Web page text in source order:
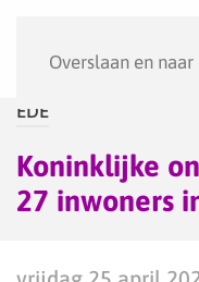
Overslaan en
EDE
Koninklijke
27 inwoners